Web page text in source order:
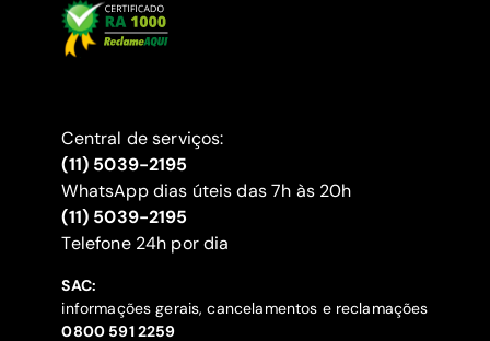
Central de serviços:
(11) 5039-2195
WhatsApp dias úteis das 7h às 20h
(11) 5039-2195
‍Telefone 24h por dia
SAC:
informações gerais, cancelamentos e reclamações
‍0800 591 2259